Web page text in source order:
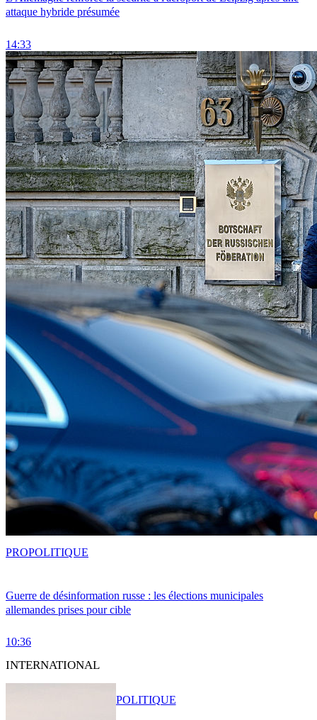
attaque hybride présumée
14:33
Guerre de désinformation russe : les élections municipales
allemandes prises pour cible
10:36
PROPOLITIQUE
INTERNATIONAL
POLITIQUE